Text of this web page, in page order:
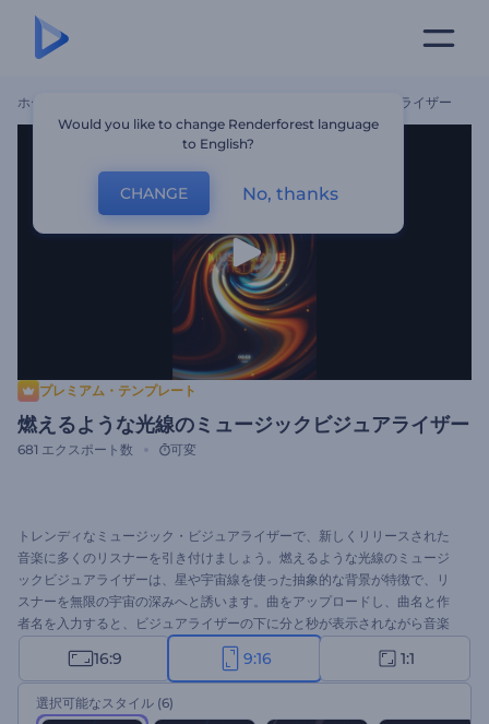
ホーム 燃えるような光線のミュージックビジュアライザー
プレミアム・テンプレート
燃えるような光線のミュージックビジュアライザー
681 エクスポート数 可変
トレンディなミュージック・ビジュアライザーで、新しくリリースされた
音楽に多くのリスナーを引き付けましょう。燃えるような光線のミュージ
ックビジュアライザーは、星や宇宙線を使った抽象的な背景が特徴で、リ
スナーを無限の宇宙の深みへと誘います。曲をアップロードし、曲名と作
者名を入力すると、ビジュアライザーの下に分と秒が表示されながら音楽
が再生されます。テクノ、ヒップホップ、ダンス、エレクトロニック、ダ
ブステップ、その他現代音楽ジャンルのプロモーションに最適です。新し
くリリースされたシングル、トラックカバー、または音楽アルバムを紹介
してみましょう。今すぐお試しください。
16:9 9:16 1:1
選択可能なスタイル (6)
Would you like to change Renderforest language
to English?
CHANGE No, thanks